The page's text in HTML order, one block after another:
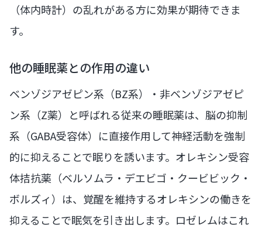
（体内時計）の乱れがある方に効果が期待できま
す。
他の睡眠薬との作用の違い
ベンゾジアゼピン系（BZ系）・非ベンゾジアゼピ
ン系（Z薬）と呼ばれる従来の睡眠薬は、脳の抑制
系（GABA受容体）に直接作用して神経活動を強制
的に抑えることで眠りを誘います。オレキシン受容
体拮抗薬（ベルソムラ・デエビゴ・クービビック・
ボルズィ）は、覚醒を維持するオレキシンの働きを
抑えることで眠気を引き出します。ロゼレムはこれ